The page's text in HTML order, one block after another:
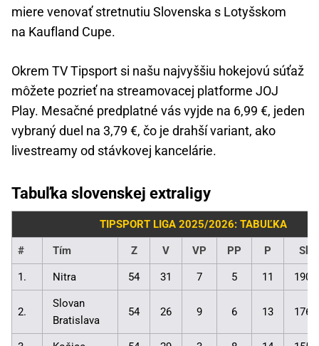
miere venovať stretnutiu Slovenska s Lotyšskom
na Kaufland Cupe.
Okrem TV Tipsport si našu najvyššiu hokejovú súťaž
môžete pozrieť na streamovacej platforme JOJ
Play. Mesačné predplatné vás vyjde na 6,99 €, jeden
vybraný duel na 3,79 €, čo je drahší variant, ako
livestreamy od stávkovej kancelárie.
Tabuľka slovenskej extraligy
TIPSPORT LIGA 2025/2026: TABUĽKA
# Tím Z V VP PP P
1. Nitra 54 31 7 5 11
2.
Slovan
Bratislava
54 26 9 6 13